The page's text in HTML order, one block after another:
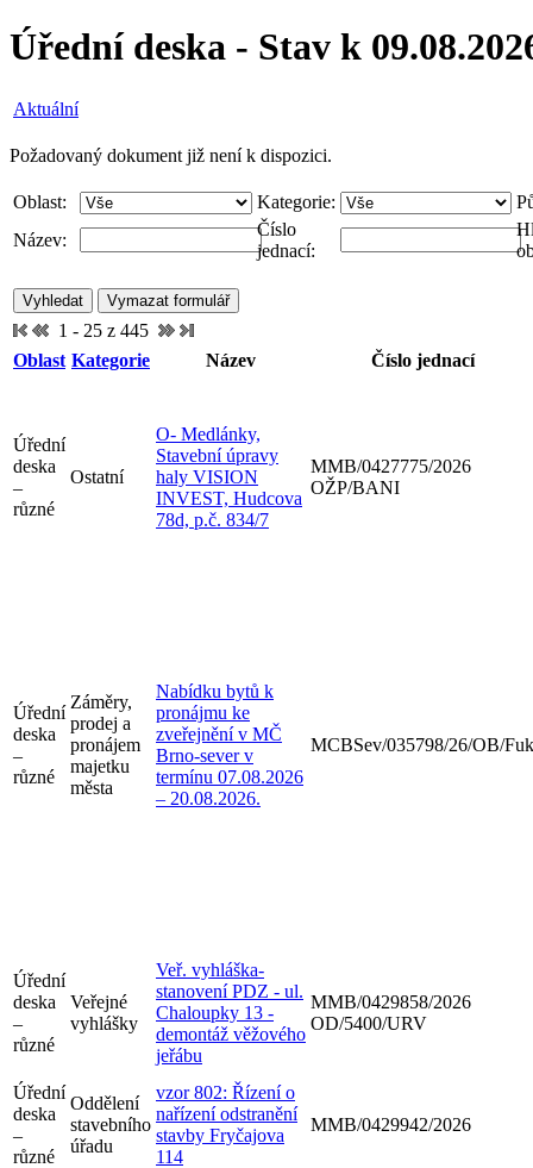
Úřední deska - Stav k
Aktuální
Požadovaný dokument již není k dispozici.
Oblast: Kategorie:
Název:
Číslo
jednací:
1 - 25 z 445
Oblast Kategorie Název Číslo jednací
Úřední
deska
–
různé
Ostatní
O- Medlánky,
Stavební úpravy
haly VISION
INVEST, Hudcova
78d, p.č. 834/7
MMB/0427775/2026
OŽP/BANI
Úřední
deska
–
různé
Záměry,
prodej a
pronájem
majetku
města
Nabídku bytů k
pronájmu ke
zveřejnění v MČ
Brno-sever v
termínu 07.08.2026
– 20.08.2026.
MCBSev/035798/26/OB/Fuk
Úřední
deska
–
různé
Veřejné
vyhlášky
Veř. vyhláška-
stanovení PDZ - ul.
Chaloupky 13 -
demontáž věžového
jeřábu
MMB/0429858/2026
OD/5400/URV
Úřední
deska
–
různé
Oddělení
stavebního
úřadu
vzor 802: Řízení o
nařízení odstranění
stavby Fryčajova
114
MMB/0429942/2026